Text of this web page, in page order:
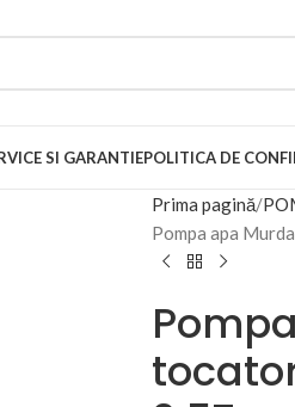
SI GARANTIEPOLITICA DE
Prima pagină
Pompa apa